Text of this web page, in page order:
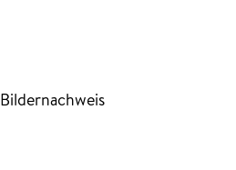
Bildernachweis